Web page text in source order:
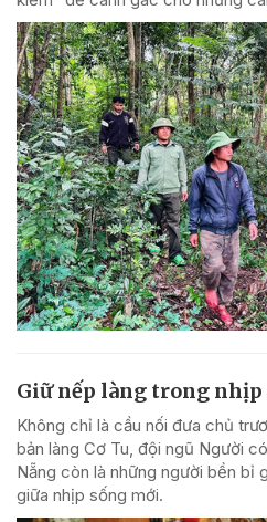
Giữ nếp làng trong
Không chỉ là cầu nối đưa chủ
bản làng Cơ Tu, đội ngũ Người
Nẵng còn là những người bền bỉ
giữa nhịp sống mới.